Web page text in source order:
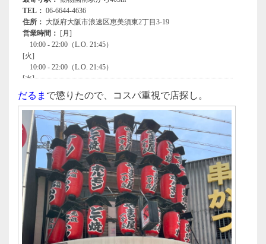
だるま で懲りたので、コスパ重視で店探し。